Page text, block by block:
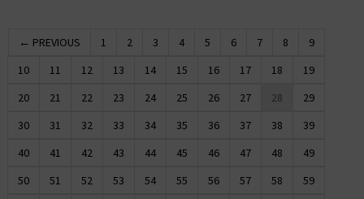
← PREVIOUS 1 2 3 4 5 6 7 8
9
10
11 12 13 14 15 16 17 18
19
20
21 22 23 24 25 26 27 28
29
30
31 32 33 34 35 36 37 38
39
40
41 42 43 44 45 46 47 48
49
50
51 52 53 54 55 56 57 58
59